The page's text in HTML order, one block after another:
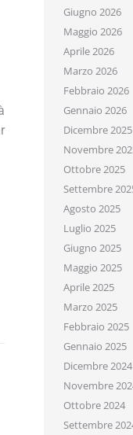
Giugno 2026
Maggio 2026
Aprile 2026
Marzo 2026
Febbraio 2026
Gennaio 2026
Dicembre 2025
Novembre 2025
Ottobre 2025
Settembre 2025
Agosto 2025
Luglio 2025
Giugno 2025
Maggio 2025
Aprile 2025
Marzo 2025
Febbraio 2025
Gennaio 2025
Dicembre 2024
Novembre 2024
Ottobre 2024
Settembre 2024